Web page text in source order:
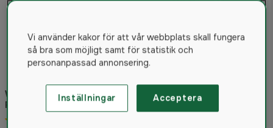
Westin W6 ST3
Fluorocarbon
Vi använder kakor för att vår webbplats skall fungera
så bra som möjligt samt för statistik och
personanpassad annonsering.
Inställningar Acceptera